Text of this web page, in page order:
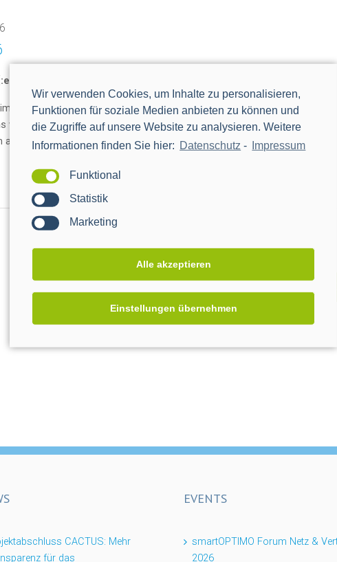
Wir verwenden Cookies, um Inhalte zu personalisieren,
Funktionen für soziale Medien anbieten zu können und
die Zugriffe auf unsere Website zu analysieren. Weitere
Informationen finden Sie hier: Datenschutz - Impressum
Funktional
Statistik
Marketing
Alle akzeptieren
Einstellungen übernehmen
digitalen Event der smartOPTIMO am 25. November 2021.
während der Networking-Pausen aus – unsere Experten zum
auf Sie.[:]
CACTUS: Mehr
für das
EVENTS
smartOPTIMO Forum Netz &
2026